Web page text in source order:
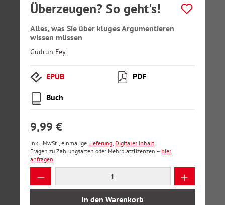
Überzeugen? So geht's!
Alles, was Sie über kluges Argumentieren
wissen müssen
Gudrun Fey
EPUB PDF
Buch
9,99 €
inkl. MwSt., einmalige Lieferung, Digitaler Inhalt
Fragen zu Zahlungsarten oder Mehrplatzlizenzen – hier
anfragen
Produkt Anzahl: Gib den gewünschten
In den Warenkorb